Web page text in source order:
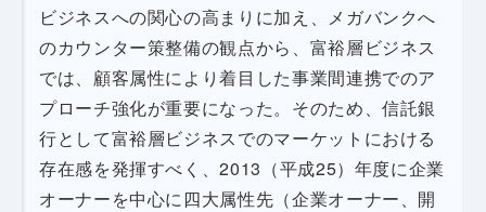
ビジネスへの関心の高まりに加え、メガバンクへ
のカウンター策整備の観点から、富裕層ビジネス
では、顧客属性により着目した事業間連携でのア
プローチ強化が重要になった。そのため、信託銀
行として富裕層ビジネスでのマーケットにおける
存在感を発揮すべく、2013（平成25）年度に企業
オーナーを中心に四大属性先（企業オーナー、開